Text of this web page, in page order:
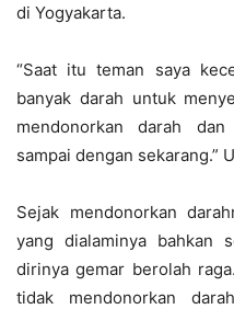
di Yogyakarta.
“Saat itu teman saya
banyak darah untuk
mendonorkan darah
sampai dengan sekarang.”
Sejak mendonorkan
yang dialaminya bahkan
dirinya gemar berolah
tidak mendonorkan